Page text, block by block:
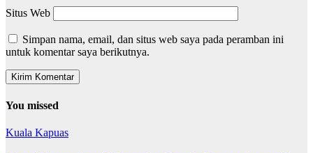
Situs Web
Simpan nama, email, dan situs web saya pada peramban ini
untuk komentar saya berikutnya.
You missed
Kuala Kapuas